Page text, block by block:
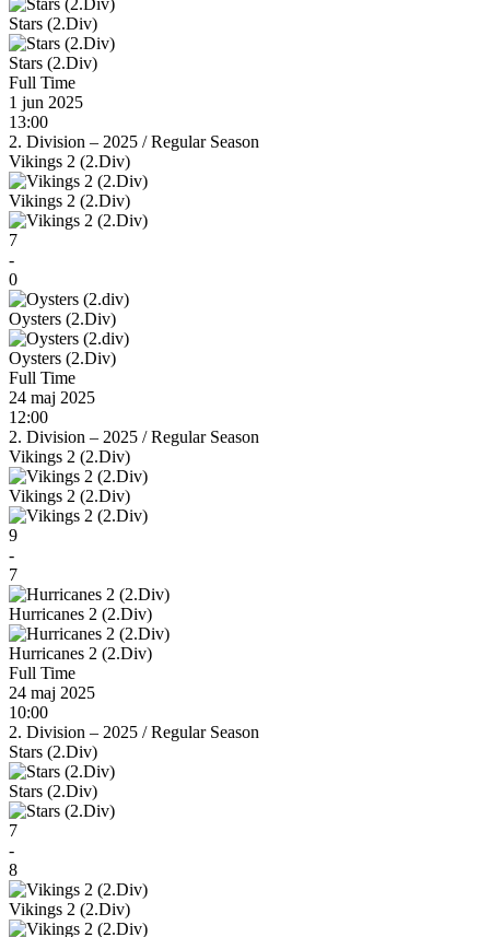
Stars (2.Div)
Stars (2.Div)
Full Time
1 jun 2025
13:00
2. Division – 2025 /Regular Season
Vikings 2 (2.Div)
Vikings 2 (2.Div)
7
-
0
Oysters (2.Div)
Oysters (2.Div)
Full Time
24 maj 2025
12:00
2. Division – 2025 /Regular Season
Vikings 2 (2.Div)
Vikings 2 (2.Div)
9
-
7
Hurricanes 2 (2.Div)
Hurricanes 2 (2.Div)
Full Time
24 maj 2025
10:00
2. Division – 2025 /Regular Season
Stars (2.Div)
Stars (2.Div)
7
-
8
Vikings 2 (2.Div)